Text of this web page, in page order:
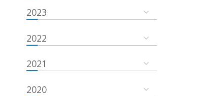
2023
2022
2021
2020